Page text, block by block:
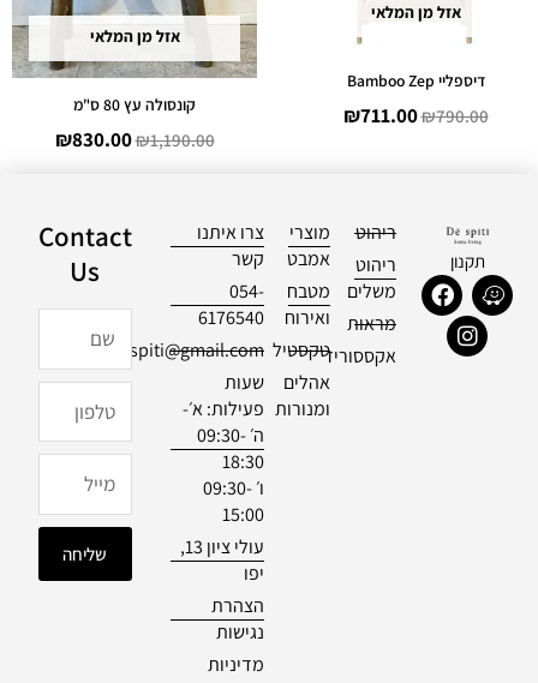
אזל מן המלאי
דיספליי Bamboo Zep
₪790.00
₪711.00
אזל מן המלאי
קונסולה עץ 80 ס"מ
₪1,190.00
₪830.00
תקנון
W
a
z
e
F
a n
s
t
ריהוט
ריהוט
משלים
מראות
אקססוריז
מוצרי
אמבט
מטבח
ואירוח
טקסטיל
אהלים
ומנורות
צרו איתנו
קשר
054-
6176540
officialdespiti@gmail.com
שעות
פעילות: א׳-
ה׳ 09:30-
18:30
ו׳ 09:30-
15:00
עולי ציון 13,
יפו
הצהרת
נגישות
מדיניות
Contact
Us
שליחה